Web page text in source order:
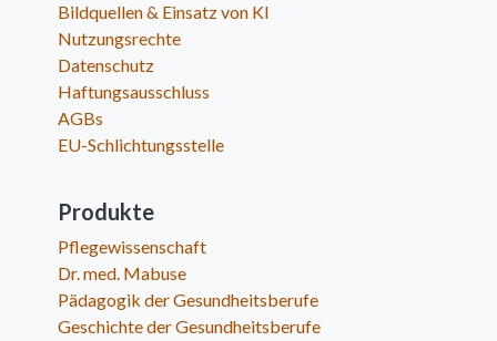
Bildquellen & Einsatz von KI
Nutzungsrechte
Datenschutz
Haftungsausschluss
AGBs
EU-Schlichtungsstelle
Produkte
Pflegewissenschaft
Dr. med. Mabuse
Pädagogik der Gesundheitsberufe
Geschichte der Gesundheitsberufe